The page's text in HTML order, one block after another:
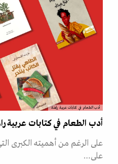
أدب الطعام في كتابات عربية راهنة
أدب الطعام في كتابات عربية
على الرغم من أهميته الكبرى
على…